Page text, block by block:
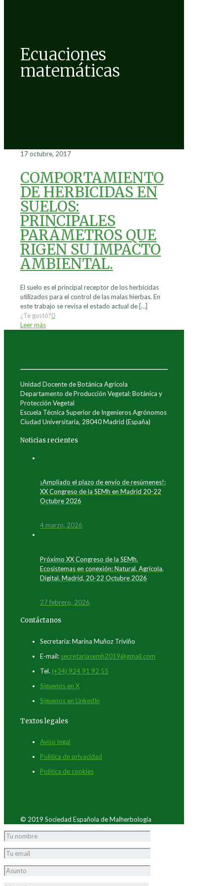
Ecuaciones
matemáticas
17 octubre, 2017
COMPORTAMIENTO
DE HERBICIDAS EN
SUELOS:
PRINCIPALES
PARÁMETROS QUE
RIGEN SU IMPACTO
AMBIENTAL.
El suelo es el principal receptor de los herbicidas
utilizados para el control de las malas hierbas. En
este trabajo se revisa el estado actual de […]
¿Te gustó?0
Leer más
Unidad Docente de Botánica Agrícola
Departamento de Producción Vegetal: Botánica y
Protección Vegetal
Escuela Técnica Superior de Ingenieros Agrónomos
Ciudad Universitaria, 28040 Madrid (España)
Noticias recientes
¡Ampliado el plazo de envío de resúmenes!:
XX Congreso de la SEMh en Madrid 20-22
Octubre 2026
4 marzo, 2026
Próximo XX Congreso de la SEMh.
Ecosistemas en conexión: Natural, Agrícola,
Digital. Madrid, 20-22 Octubre 2026
27 febrero, 2026
Contáctanos
Secretaría: Marina Muñoz Triviño
E-mail: secretariasemh2019@gmail.com
Tel. (+34) 924 91 92 55
Síguenos en X
Síguenos en LinkedIn
Textos legales
Aviso legal
Política de privacidad
Política de cookies
© 2019 Sociedad Española de Malherbología